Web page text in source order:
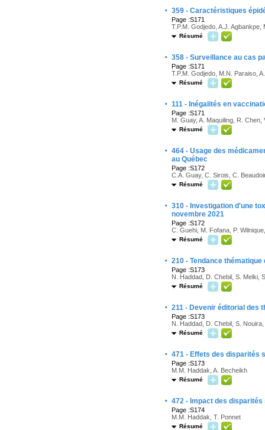
· 359 - Caractéristiques
Page :S171
T.P.M. Godjedo, A.J.
Résumé
· 358 - Surveillance au cas
Page :S171
T.P.M. Godjedo, M.N. Paraiso,
Résumé
· 111 - Inégalités en
Page :S171
M. Guay, A. Maquiling, R.
Résumé
· 464 - Usage des
au Québec
Page :S172
C.A. Guay, C. Sirois, C.
Résumé
· 310 - Investigation d'une
novembre 2021
Page :S172
C. Guehi, M. Fofana, P.
Résumé
· 210 - Tendance
Page :S173
N. Haddad, D. Chebil, S. Melki,
Résumé
· 211 - Devenir éditorial des
Page :S173
N. Haddad, D. Chebil, S.
Résumé
· 471 - Effets des disparités
Page :S173
M.M. Haddak, A. Becheikh
Résumé
· 472 - Impact des
Page :S174
M.M. Haddak, T. Ponnet
Résumé